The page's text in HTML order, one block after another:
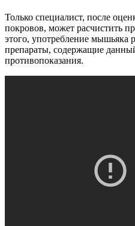
Только специалист, после
покровов, может расчистить
этого, употребление мышьяка
препараты, содержащие
противопоказания.